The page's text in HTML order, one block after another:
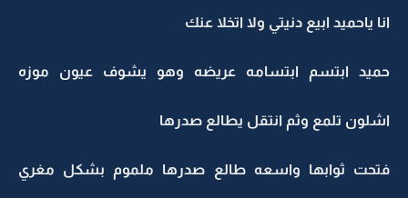
انا ياحميد ابيع دنيتي ولا اتخلا عنك
حميد ابتسم ابتسامه عريضه وهو يشوف عيون موزه
اشلون تلمع وثم انتقل يطالع صدرها
فتحت ثوابها واسعه طالع صدرها ملموم بشكل مغري